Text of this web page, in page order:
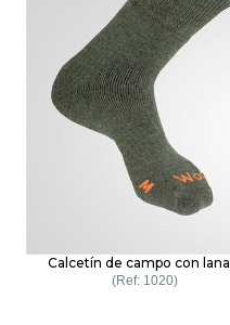
Calcetín de campo con lana
1020